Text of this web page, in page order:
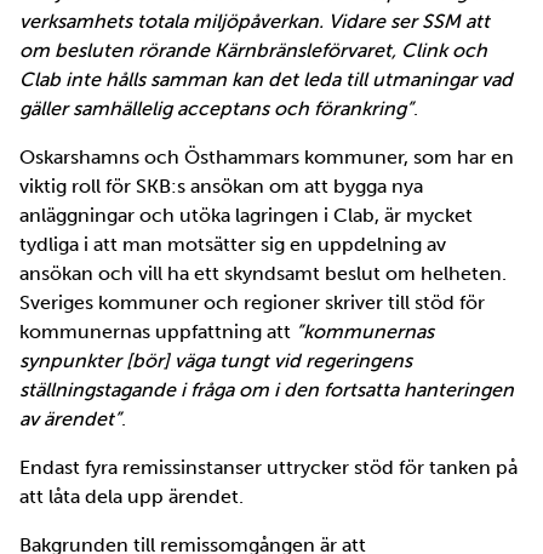
verksamhets totala miljöpåverkan. Vidare ser SSM att
om besluten rörande Kärnbränsleförvaret, Clink och
Clab inte hålls samman kan det leda till utmaningar vad
gäller samhällelig acceptans och förankring”.
Oskarshamns och Östhammars kommuner, som har en
viktig roll för SKB:s ansökan om att bygga nya
anläggningar och utöka lagringen i Clab, är mycket
tydliga i att man motsätter sig en uppdelning av
ansökan och vill ha ett skyndsamt beslut om helheten.
Sveriges kommuner och regioner skriver till stöd för
kommunernas uppfattning att ”kommunernas
synpunkter [bör] väga tungt vid regeringens
ställningstagande i fråga om i den fortsatta hanteringen
av ärendet”.
Endast fyra remissinstanser uttrycker stöd för tanken på
att låta dela upp ärendet.
Bakgrunden till remissomgången är att